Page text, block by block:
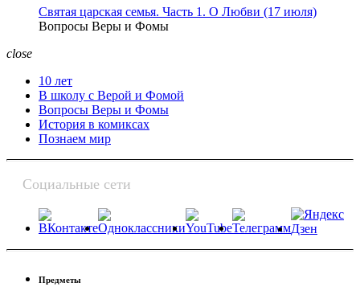
Святая царская семья. Часть 1. О Любви (17 июля)
Вопросы Веры и Фомы
close
10 лет
В школу с Верой и Фомой
Вопросы Веры и Фомы
История в комиксах
Познаем мир
Социальные сети
Предметы